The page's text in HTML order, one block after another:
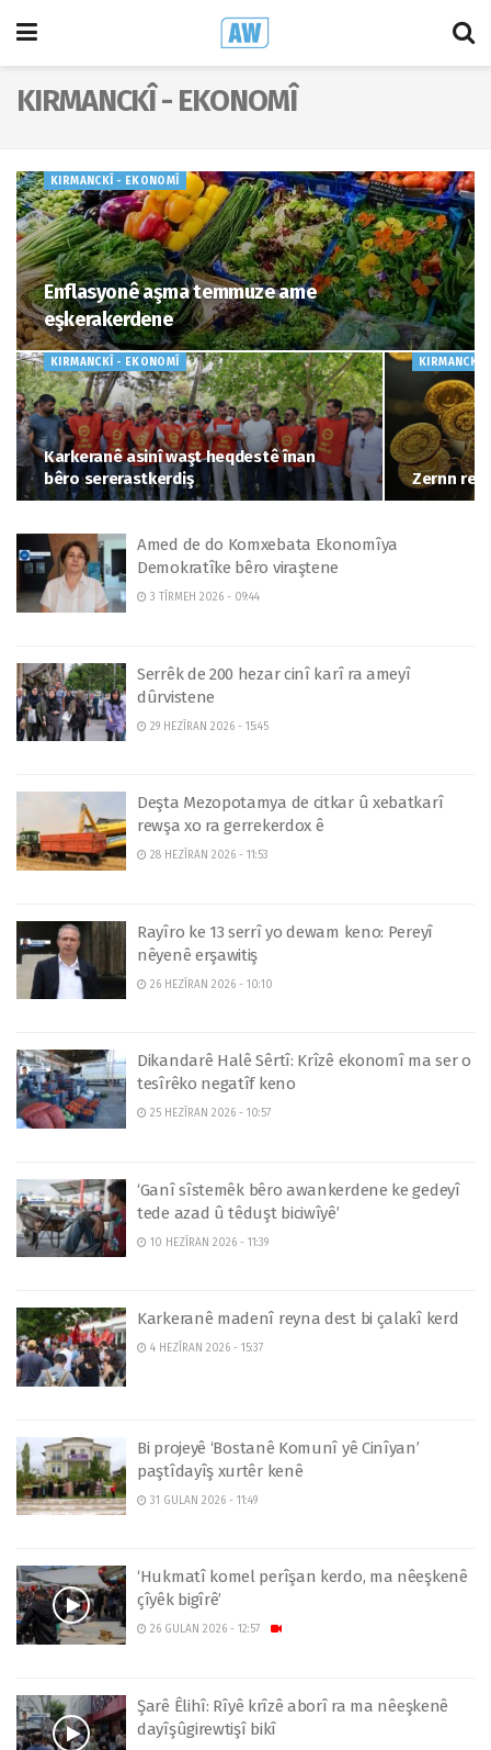
KIRMANCKÎ - EKONOMÎ
KIRMANCKÎ - EKONOMÎ
Enflasyonê aşma temmuze ame
eşkerakerdene
KIRMANCKÎ - EKONOMÎ
Karkeranê asinî waşt heqdestê înan
bêro sererastkerdiş
KIRMANCKÎ
Zernn
Amed de do Komxebata Ekonomîya
Demokratîke bêro viraştene
3 TÎRMEH 2026 - 09:44
Serrêk de 200 hezar cinî karî ra ameyî
dûrvistene
29 HEZÎRAN 2026 - 15:45
Deşta Mezopotamya de citkar û xebatkarî
rewşa xo ra gerrekerdox ê
28 HEZÎRAN 2026 - 11:53
Rayîro ke 13 serrî yo dewam keno: Pereyî
nêyenê erşawitiş
26 HEZÎRAN 2026 - 10:10
Dikandarê Halê Sêrtî: Krîzê ekonomî ma ser o
tesîrêko negatîf keno
25 HEZÎRAN 2026 - 10:57
‘Ganî sîstemêk bêro awankerdene ke gedeyî
tede azad û têduşt biciwîyê’
10 HEZÎRAN 2026 - 11:39
Karkeranê madenî reyna dest bi çalakî kerd
4 HEZÎRAN 2026 - 15:37
Bi projeyê ‘Bostanê Komunî yê Cinîyan’
paştîdayîş xurtêr kenê
31 GULAN 2026 - 11:49
‘Hukmatî komel perîşan kerdo, ma nêeşkenê
çîyêk bigîrê’
26 GULAN 2026 - 12:57
Şarê Êlihî: Rîyê krîzê aborî ra ma nêeşkenê
dayîşûgirewtişî bikî